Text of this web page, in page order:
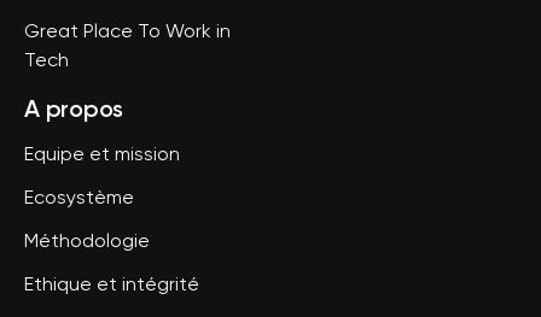
Great Place To Work in
Tech
A propos
Equipe et mission
Ecosystème
Méthodologie
Ethique et intégrité